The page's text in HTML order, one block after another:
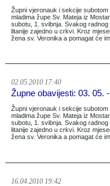
Župni vjeronauk i sekcije
mladima župe Sv. Mateja iz
subotu, 1. svibnja. Svakog
litanije zajedno u crkvi. Kroz
žena sv. Veronika a pomagat će
02.05.2010 17:40
Župne obavijesti: 03. 05.
Župni vjeronauk i sekcije
mladima župe Sv. Mateja iz
subotu, 1. svibnja. Svakog
litanije zajedno u crkvi. Kroz
žena sv. Veronika a pomagat će
16.04.2010 19:42